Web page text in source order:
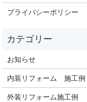
プライバシーポリシー
お知らせ
内装リフォーム 施工例
外装リフォーム施工例